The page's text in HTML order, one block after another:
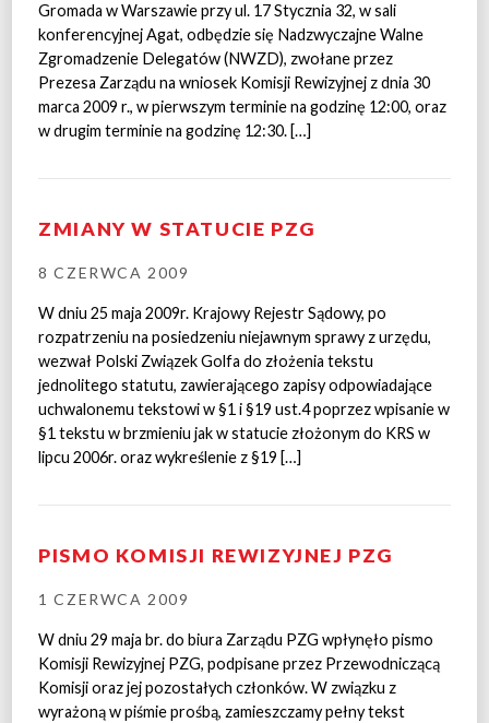
Gromada w Warszawie przy ul. 17 Stycznia 32, w sali
konferencyjnej Agat, odbędzie się Nadzwyczajne Walne
Zgromadzenie Delegatów (NWZD), zwołane przez
Prezesa Zarządu na wniosek Komisji Rewizyjnej z dnia 30
marca 2009 r., w pierwszym terminie na godzinę 12:00, oraz
w drugim terminie na godzinę 12:30. […]
ZMIANY W STATUCIE PZG
8 CZERWCA 2009
W dniu 25 maja 2009r. Krajowy Rejestr Sądowy, po
rozpatrzeniu na posiedzeniu niejawnym sprawy z urzędu,
wezwał Polski Związek Golfa do złożenia tekstu
jednolitego statutu, zawierającego zapisy odpowiadające
uchwalonemu tekstowi w §1 i §19 ust.4 poprzez wpisanie w
§1 tekstu w brzmieniu jak w statucie złożonym do KRS w
lipcu 2006r. oraz wykreślenie z §19 […]
PISMO KOMISJI REWIZYJNEJ PZG
1 CZERWCA 2009
W dniu 29 maja br. do biura Zarządu PZG wpłynęło pismo
Komisji Rewizyjnej PZG, podpisane przez Przewodniczącą
Komisji oraz jej pozostałych członków. W związku z
wyrażoną w piśmie prośbą, zamieszczamy pełny tekst